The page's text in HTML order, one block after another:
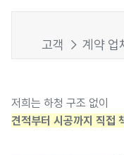
고객 → 계약 업
저희는 하청 구조 없이
견적부터 시공까지 직접